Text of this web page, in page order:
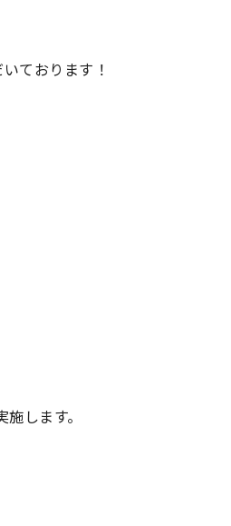
ております！
します。